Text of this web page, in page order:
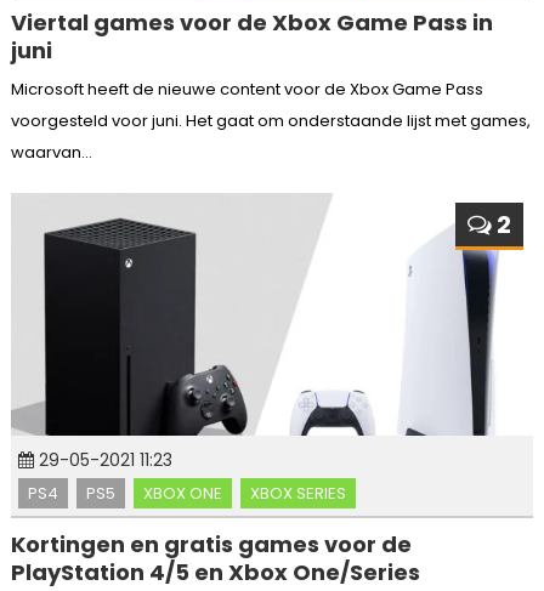
Viertal games voor de Xbox Game Pass in
juni
Microsoft heeft de nieuwe content voor de Xbox Game Pass
voorgesteld voor juni. Het gaat om onderstaande lijst met games,
waarvan...
2
29-05-2021 11:23
PS4 PS5 XBOX ONE XBOX SERIES
Kortingen en gratis games voor de
PlayStation 4/5 en Xbox One/Series